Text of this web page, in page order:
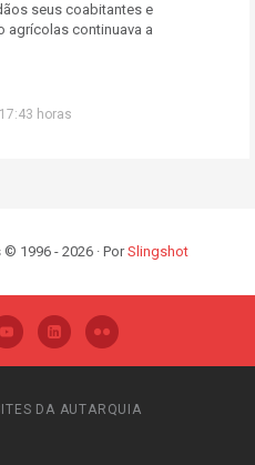
seus coabitantes e
agrícolas continuava a
horas
1996 - 2026 · PorSlingshot
DA AUTARQUIA